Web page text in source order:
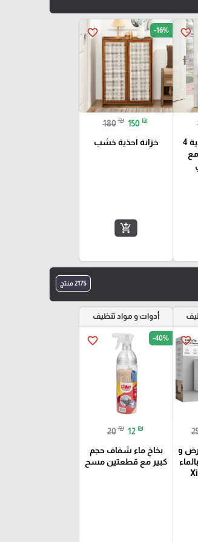
favorite_border
ستاند رفوف أحذية 4
favorite_border -16%
180 ₪ 150 ₪
خزانة احذية خشب
add_shopping_cart
2175 منتج
favorite_border
و
أدوات و مواد تنظيف
favorite_border -40%
20 ₪ 12 ₪
بخاخ ماء شفاف حجم
كبير مع قطعتين مسح